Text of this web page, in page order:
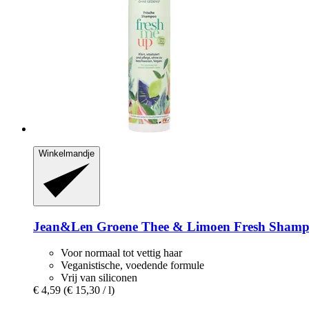
Winkelmandje
Jean&Len Groene Thee & Limoen Fresh
Voor normaal tot vettig haar
Veganistische, voedende formule
Vrij van siliconen
€ 4,59 (€ 15,30 / l)